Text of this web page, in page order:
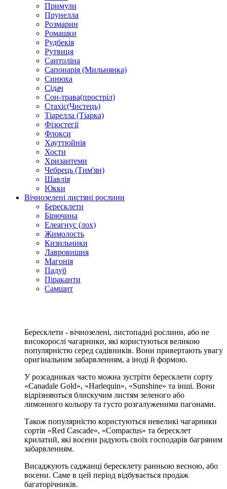
Примули
Прунелла
Розмарин
Ромашки
Рудбекія
Рутвиця
Сантоліна
Сапонарія (Мильнянка)
Синюха
Сідач
Сон-трава(простріл)
Стахіс(Чистець)
Тіарелла (Тіарка)
Фізостегії
Флокси
Хауттюйнія
Хости
Хризантеми
Чебрець (Тим'ян)
Шавлія
Юкки
Вічнозелені листяні рослини
Бересклети
Бірючина
Елеагнус (лох)
Жимолость
Кизильники
Лавровишня
Магонія
Падуб
Піраканти
Самшит
Бересклети - вічнозелені, листопадні рослини, або не
високорослі чагарники, які користуються великою
популярністю серед садівників. Вони привертають увагу
оригінальним забарвленням, а іноді й формою.
У розсадниках часто можна зустріти бересклети сорту
«Canadale Gold», «Harlequin», «Sunshine» та інші. Вони
відрізняються блискучим листям зеленого або
лимонного кольору та густо розгалуженими пагонами.
Також популярністю користуються невеликі чагарники
сортів «Red Cascade», «Compactus» та бересклет
крилатий, які восени радують своїх господарів багряним
забарвленням.
Висаджують саджанці бересклету ранньою весною, або
восени. Саме в цей період відбувається продаж
багаторічників.